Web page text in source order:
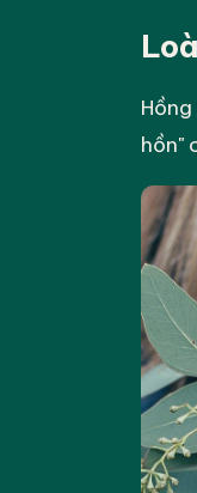
hồn"